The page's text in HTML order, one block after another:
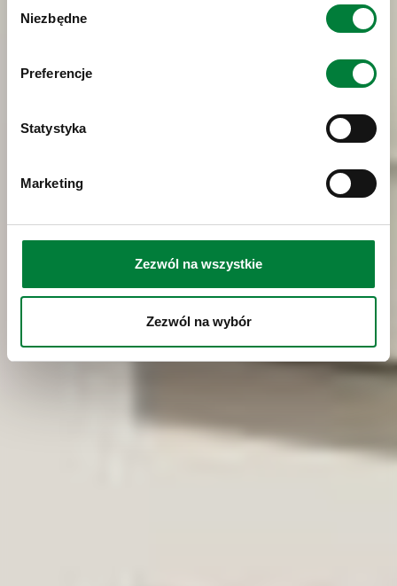
zgody
Niezbędne
Preferencje
Statystyka
Marketing
Zezwól na wszystkie
Zezwól na wybór